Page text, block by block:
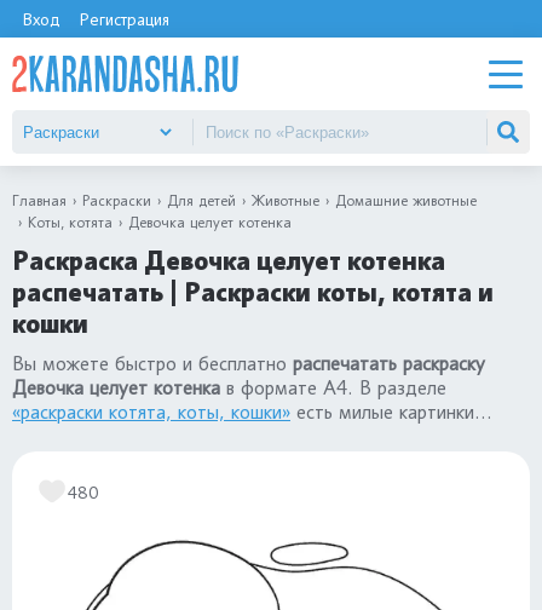
Вход Регистрация
Главная Раскраски Для детей Животные
Домашние животные
Коты, котята
Девочка целует котенка
Раскраска Девочка целует котенка
распечатать | Раскраски коты, котята и
кошки
Вы можете быстро и бесплатно распечатать раскраску
Девочка целует котенка в формате А4. В разделе
«раскраски котята, коты, кошки» есть милые картинки
480